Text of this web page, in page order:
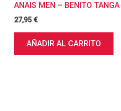
ANAIS MEN – BENITO
27,95€
AÑADIR AL CARRITO